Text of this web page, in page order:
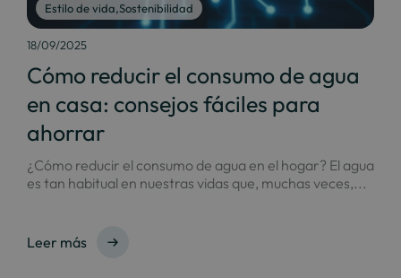
Estilo de vida,Sostenibilidad
18/09/2025
Cómo reducir el consumo de agua
en casa: consejos fáciles para
ahorrar
¿Cómo reducir el consumo de agua en el hogar? El agua
es tan habitual en nuestras vidas que, muchas veces,...
Leer más